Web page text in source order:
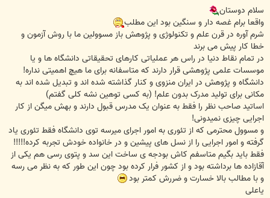
ت
سلام دوستان
واقعا برام غصه دار و سنگین بود این مطلب
شرم آوره در قرن علم و تکنولوژی و پژوهش باز مسوولین ما با روش آزمون و
خطا کار پیش می برند
در تمام نقاط دنیا در راس هر عملیاتی کارهای تحقیقاتی دانشگاه ها و یا
موسسات علمی پژوهشی قرار دارند که متاسفانه برای ما هیچ اهمیتی نداره!
دانشگاه و پژوهش در ایران منزوی و کنار گذاشته شده اند و تبدیل شده اند به
مکانی برای تولید مدرک بدون علم! (به کسی توهین نشه کلی گفتم)
اساتید صاحب نظر را فقط به عنوان یک مدرس قبول دارند و بهش میگن از کار
اجرایی چیزی نمیدونی!
و مسوول محترمی که از تئوری به امور اجرای میرسه توی دانشگاه فقط تئوری یاد
گرفته و امور اجرایی را از نسل های پیشین و در خانواده خودش تجربه کرده!!!!!
فقط باید بگیم متاسفم کاش بودجه ی ساخت این سد و پتوی رسی هم یکی از
آقازاده ها برداشته بود و از کشور فرار کرده بود چون این طور که به نظر می رسه
و با مطالب بالا خسارت و ضررش کمتر بود
یاعلی